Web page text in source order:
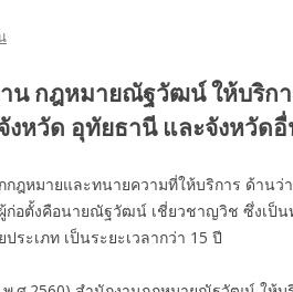
น กฎหมายณัฐวัฒน์ ให้บริก
งหวัด อุทัยธานี และจังหวัดอื่
กฎหมายและทนายความที่ให้บริการ ด้านว่
ก่อตั้งคือนายณัฐวัฒน์ เชี่ยวชาญวิช ซึ่งเป็
ระเภท เป็นระยะเวลากว่า 15 ปี